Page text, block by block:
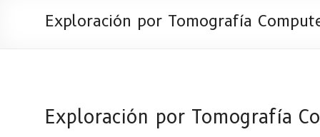
Exploración por Tomografía
Exploración por Tomografía